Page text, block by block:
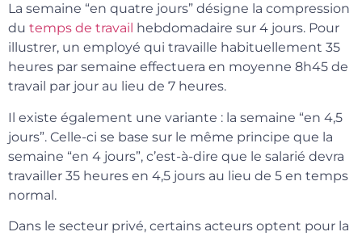
La semaine “en quatre jours” désigne la compression
du temps de travail hebdomadaire sur 4 jours. Pour
illustrer, un employé qui travaille habituellement 35
heures par semaine effectuera en moyenne 8h45 de
travail par jour au lieu de 7 heures.
Il existe également une variante : la semaine “en 4,5
jours”. Celle-ci se base sur le même principe que la
semaine “en 4 jours”, c’est-à-dire que le salarié devra
travailler 35 heures en 4,5 jours au lieu de 5 en temps
normal.
Dans le secteur privé, certains acteurs optent pour la